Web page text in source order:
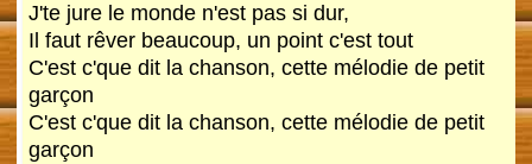
J'te jure le monde n'est pas si dur,
Il faut rêver beaucoup, un point c'est tout
C'est c'que dit la chanson, cette mélodie de petit
garçon
C'est c'que dit la chanson, cette mélodie de petit
garçon